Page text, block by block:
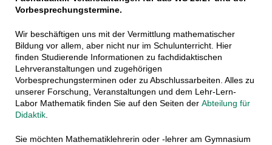
Vorbesprechungstermine.
Wir beschäftigen uns mit der Vermittlung mathematischer
Bildung vor allem, aber nicht nur im Schulunterricht. Hier
finden Studierende Informationen zu fachdidaktischen
Lehrveranstaltungen und zugehörigen
Vorbesprechungsterminen oder zu Abschlussarbeiten. Alles zu
unserer Forschung, Veranstaltungen und dem Lehr-Lern-
Labor Mathematik finden Sie auf den Seiten der Abteilung für
Didaktik.
Sie möchten Mathematiklehrerin oder -lehrer am Gymnasium